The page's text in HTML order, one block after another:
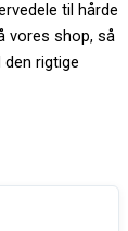
til hårde
vores shop, så
rigtige